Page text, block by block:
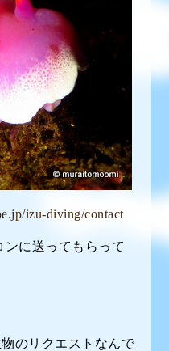
izu-diving/contact
ンに送ってもらって
のリクエストなんで